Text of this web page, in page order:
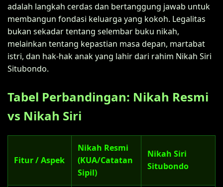
adalah langkah cerdas dan bertanggung jawab untuk
membangun fondasi keluarga yang kokoh. Legalitas
bukan sekadar tentang selembar buku nikah,
melainkan tentang kepastian masa depan, martabat
istri, dan hak-hak anak yang lahir dari rahim Nikah Siri
Situbondo.
Tabel Perbandingan: Nikah Resmi
vs Nikah Siri
Fitur / Aspek
Nikah Resmi
(KUA/Catatan
Sipil)
Nikah Siri
Situbondo